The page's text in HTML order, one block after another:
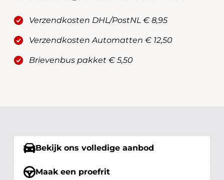
Verzendkosten DHL/PostNL € 8,95
Verzendkosten Automatten € 12,50
Brievenbus pakket € 5,50
Bekijk ons volledige aanbod
Maak een proefrit